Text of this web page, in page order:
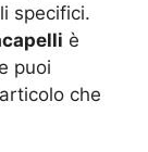
specifici.
è
puoi
che